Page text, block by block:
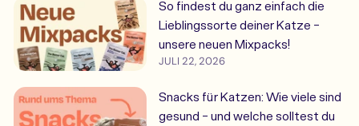
So findest du ganz einfach die
Lieblingssorte deiner Katze -
unsere neuen Mixpacks!
JULI 22, 2026
Snacks für Katzen: Wie viele sind
gesund - und welche solltest du